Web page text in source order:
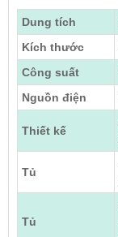
Dung tích
Kích thước
Công suất
Nguồn điện
Thiết kế
Tủ
Tủ